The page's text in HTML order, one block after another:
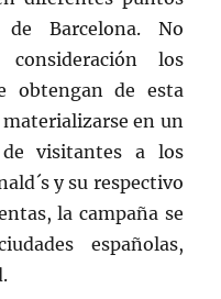
Barcelona. No
los
obtengan de esta
en un
visitantes a los
y su respectivo
la campaña se
españolas,